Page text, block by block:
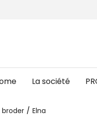
La société
broder Elna